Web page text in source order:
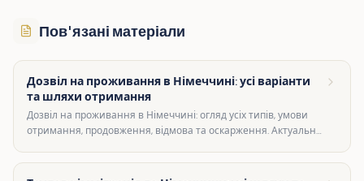
Пов'язані матеріали
Дозвіл на проживання в Німеччині: усі варіанти
та шляхи отримання
Дозвіл на проживання в Німеччині: огляд усіх типів, умови
отримання, продовження, відмова та оскарження. Актуальна